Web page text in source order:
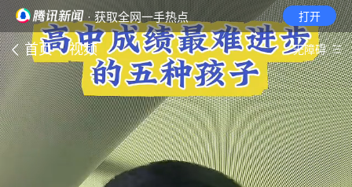
· 获取全网一手热点 打开
首页 视频 无障碍